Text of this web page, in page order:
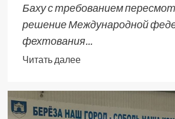
Баху с требованием
решение Международной
фехтования...
Читать далее